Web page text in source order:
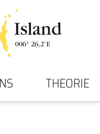
THEORIE